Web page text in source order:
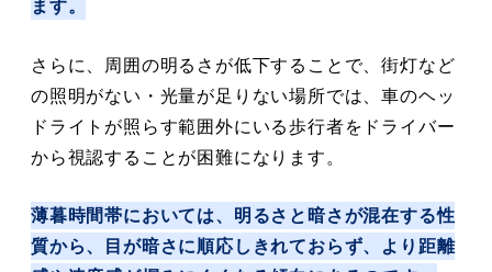
ます。
さらに、周囲の明るさが低下することで、街灯など
の照明がない・光量が足りない場所では、車のヘッ
ドライトが照らす範囲外にいる歩行者をドライバー
から視認することが困難になります。
薄暮時間帯においては、明るさと暗さが混在する性
質から、目が暗さに順応しきれておらず、より距離